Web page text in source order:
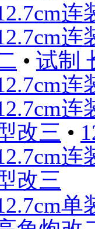
连
连
• 试制
连
连
改三 •
连
改三